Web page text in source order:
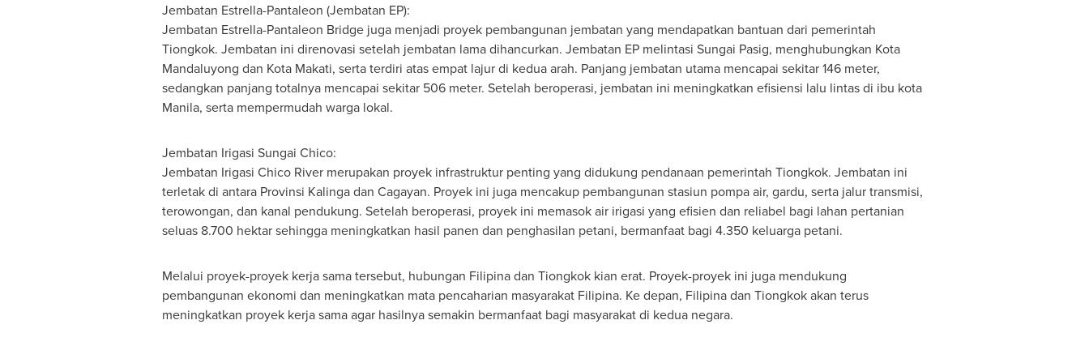
Jembatan Estrella-Pantaleon (Jembatan EP):
Jembatan Estrella-Pantaleon Bridge juga menjadi proyek pembangunan jembatan yang mendapatkan bantuan dari pemerintah
Tiongkok. Jembatan ini direnovasi setelah jembatan lama dihancurkan. Jembatan EP melintasi Sungai Pasig, menghubungkan Kota
Mandaluyong dan Kota Makati, serta terdiri atas empat lajur di kedua arah. Panjang jembatan utama mencapai sekitar 146 meter,
sedangkan panjang totalnya mencapai sekitar 506 meter. Setelah beroperasi, jembatan ini meningkatkan efisiensi lalu lintas di ibu kota
Manila, serta mempermudah warga lokal.
Jembatan Irigasi Sungai Chico:
Jembatan Irigasi Chico River merupakan proyek infrastruktur penting yang didukung pendanaan pemerintah Tiongkok. Jembatan ini
terletak di antara Provinsi Kalinga dan Cagayan. Proyek ini juga mencakup pembangunan stasiun pompa air, gardu, serta jalur transmisi,
terowongan, dan kanal pendukung. Setelah beroperasi, proyek ini memasok air irigasi yang efisien dan reliabel bagi lahan pertanian
seluas 8.700 hektar sehingga meningkatkan hasil panen dan penghasilan petani, bermanfaat bagi 4.350 keluarga petani.
Melalui proyek-proyek kerja sama tersebut, hubungan Filipina dan Tiongkok kian erat. Proyek-proyek ini juga mendukung
pembangunan ekonomi dan meningkatkan mata pencaharian masyarakat Filipina. Ke depan, Filipina dan Tiongkok akan terus
meningkatkan proyek kerja sama agar hasilnya semakin bermanfaat bagi masyarakat di kedua negara.